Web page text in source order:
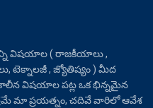
అన్ని విషయాల ( రాజకీయాలు ,
టెక్నాలజీ , జ్యోతిష్యం ) మీద
విషయాల పట్ల ఒక భిన్నమైన
మా ప్రయత్నం, చదివే వారిలో ఆవేశ